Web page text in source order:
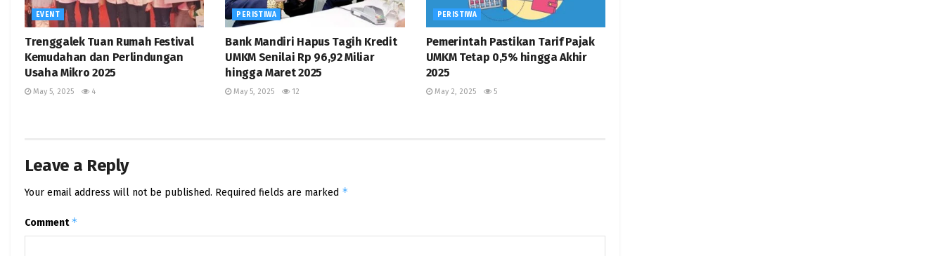
EVENT
Trenggalek Tuan Rumah Festival
Kemudahan dan Perlindungan
Usaha Mikro 2025
May 5, 2025 4
PERISTIWA
Bank Mandiri Hapus Tagih Kredit
UMKM Senilai Rp 96,92 Miliar
hingga Maret 2025
May 5, 2025 12
PERISTIWA
Pemerintah Pastikan Tarif Pajak
UMKM Tetap 0,5% hingga Akhir
2025
May 2, 2025 5
Leave a Reply
Your email address will not be published. Required fields are marked *
Comment*